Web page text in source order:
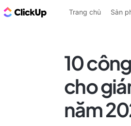
ClickUp Blog
Trang chủ Sản
10
cho
năm